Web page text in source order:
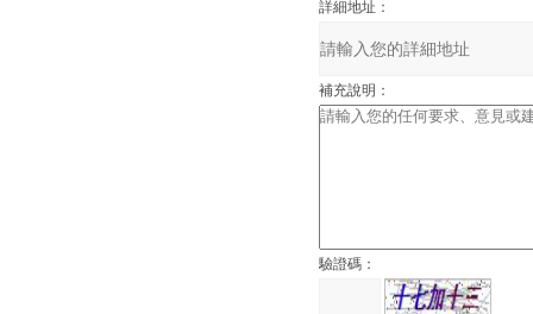
詳細地址：
補充說明：
驗證碼：